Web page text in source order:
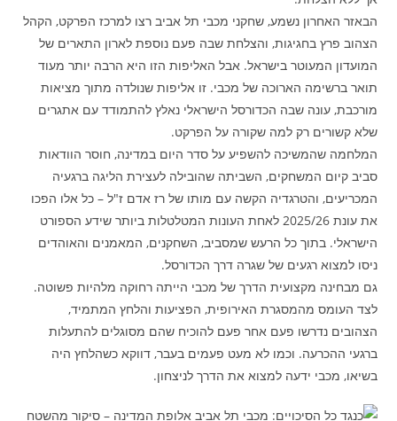
הבאזר האחרון נשמע, שחקני מכבי תל אביב רצו למרכז הפרקט, הקהל
הצהוב פרץ בחגיגות, והצלחת שבה פעם נוספת לארון התארים של
המועדון המעוטר בישראל. אבל האליפות הזו היא הרבה יותר מעוד
תואר ברשימה הארוכה של מכבי. זו אליפות שנולדה מתוך מציאות
מורכבת, עונה שבה הכדורסל הישראלי נאלץ להתמודד עם אתגרים
שלא קשורים רק למה שקורה על הפרקט.
המלחמה שהמשיכה להשפיע על סדר היום במדינה, חוסר הוודאות
סביב קיום המשחקים, השביתה שהובילה לעצירת הליגה ברגעיה
המכריעים, והטרגדיה הקשה עם מותו של רז אדם ז"ל – כל אלו הפכו
את עונת 2025/26 לאחת העונות המטלטלות ביותר שידע הספורט
הישראלי. בתוך כל הרעש שמסביב, השחקנים, המאמנים והאוהדים
ניסו למצוא רגעים של שגרה דרך הכדורסל.
גם מבחינה מקצועית הדרך של מכבי הייתה רחוקה מלהיות פשוטה.
לצד העומס מהמסגרת האירופית, הפציעות והלחץ המתמיד,
הצהובים נדרשו פעם אחר פעם להוכיח שהם מסוגלים להתעלות
ברגעי ההכרעה. וכמו לא מעט פעמים בעבר, דווקא כשהלחץ היה
בשיאו, מכבי ידעה למצוא את הדרך לניצחון.